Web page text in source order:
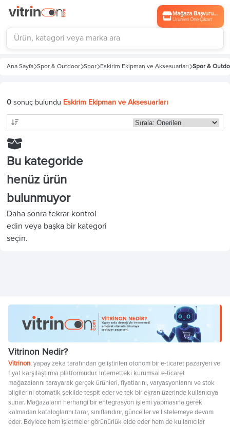
Mağaza Başvurusu
Ürünleri Öne Çıkart
Ana Sayfa Spor & Outdoor Spor Eskirim Ekipman ve Aksesuarları Spor &
0sonuç bulundu Eskirim Ekipman ve Aksesuarları
Bu kategoride
henüz ürün
bulunmuyor
Daha sonra tekrar kontrol
edin veya başka bir kategori
seçin.
Vitrinon Nedir?
Vitrinon, yapay zeka tarafından geliştirilen otonom bir e-ticaret pazaryeri ve
fiyat karşılaştırma platformudur. İnternetteki kurumsal e-ticaret
mağazalarını tarayarak gerçek ürünleri, fiyatlarını, varyasyonlarını ve stok
bilgilerini otomatik şekilde tespit eder ve tek bir ekran üzerinde kullanıcıya
sunar. Mağazaların herhangi bir entegrasyon işlemi yapmasına gerek
kalmadan kataloglarını tarar, sınıflandırır, günceller ve listelemeye devam
eder. Böylece hem işletmeler görünürlük elde eder hem de kullanıcılar